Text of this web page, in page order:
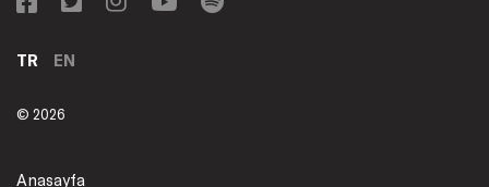
TR EN
© 2026
Anasayfa